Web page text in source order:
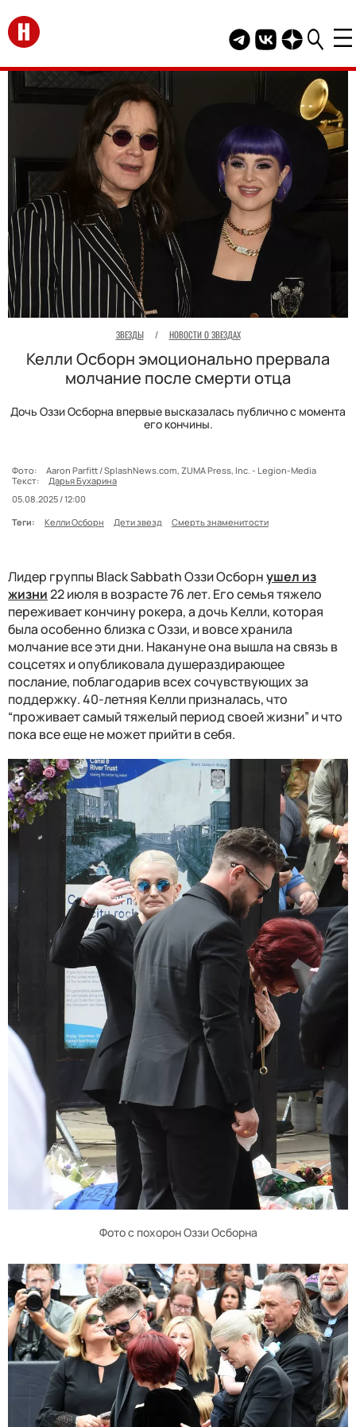
Перейти на главную
Telegram канал
Группа HELLO
Канал
ЗВЕЗДЫ / НОВОСТИ О ЗВЕЗДАХ
Келли Осборн эмоционально прервала
молчание после смерти отца
Дочь Оззи Осборна впервые высказалась публично с момента
его кончины.
Фото:
Aaron Parfitt / SplashNews.com, ZUMA Press, Inc. - Legion-Media
Текст:
Дарья Бухарина
05.08.2025 / 12:00
Теги:
Келли Осборн Дети звезд Смерть знаменитости
Лидер группы Black Sabbath Оззи Осборнушел из
жизни22 июля в возрасте 76 лет. Его семья тяжело
переживает кончину рокера, а дочь Келли, которая
была особенно близка с Оззи, и вовсе хранила
молчание все эти дни. Накануне она вышла на связь в
соцсетях и опубликовала душераздирающее
послание, поблагодарив всех сочувствующих за
поддержку. 40-летняя Келли призналась, что
“проживает самый тяжелый период своей жизни” и что
пока все еще не может прийти в себя.
Фото с похорон Оззи Осборна